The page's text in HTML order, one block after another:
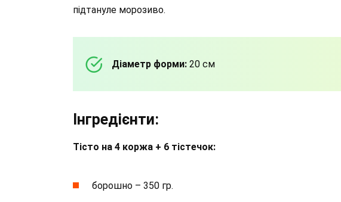
підтануле морозиво.
Діаметр форми: 20 см
Інгредієнти:
Тісто на 4 коржа + 6 тістечок:
борошно – 350 гр.